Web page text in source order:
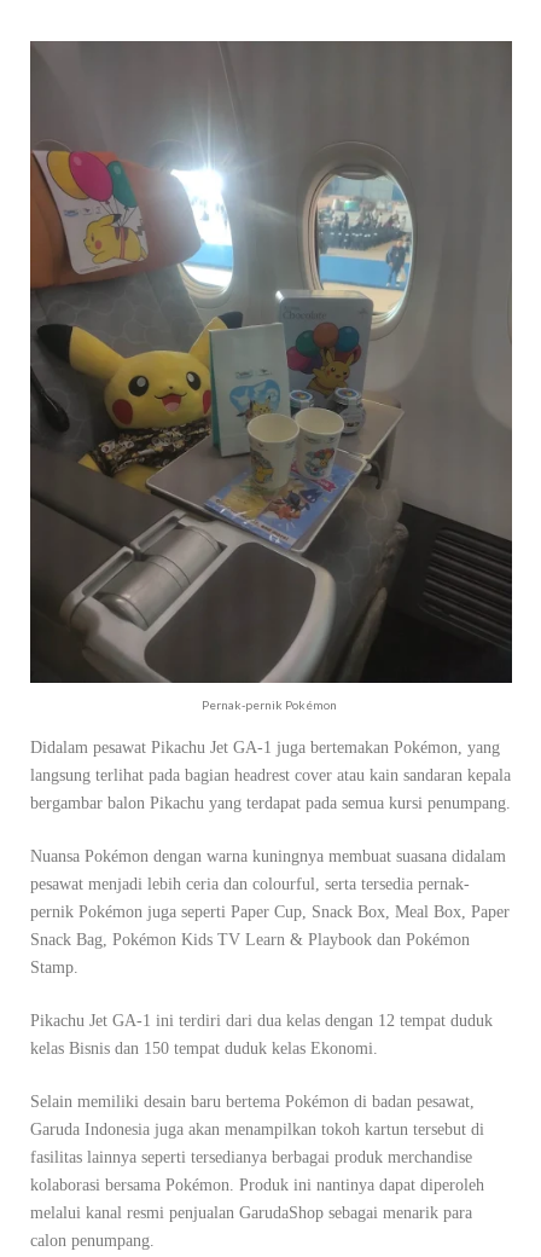
Pernak-pernik Pokémon
Didalam pesawat Pikachu Jet GA-1 juga bertemakan Pokémon, yang
langsung terlihat pada bagian headrest cover atau kain sandaran kepala
bergambar balon Pikachu yang terdapat pada semua kursi penumpang.
Nuansa Pokémon dengan warna kuningnya membuat suasana didalam
pesawat menjadi lebih ceria dan colourful, serta tersedia pernak-
pernik Pokémon juga seperti Paper Cup, Snack Box, Meal Box, Paper
Snack Bag, Pokémon Kids TV Learn & Playbook dan Pokémon
Stamp.
Pikachu Jet GA-1 ini terdiri dari dua kelas dengan 12 tempat duduk
kelas Bisnis dan 150 tempat duduk kelas Ekonomi.
Selain memiliki desain baru bertema Pokémon di badan pesawat,
Garuda Indonesia juga akan menampilkan tokoh kartun tersebut di
fasilitas lainnya seperti tersedianya berbagai produk merchandise
kolaborasi bersama Pokémon. Produk ini nantinya dapat diperoleh
melalui kanal resmi penjualan GarudaShop sebagai menarik para
calon penumpang.